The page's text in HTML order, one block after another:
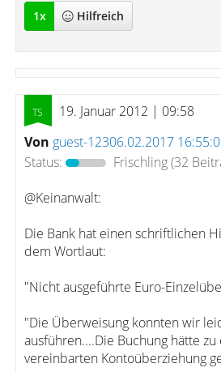
1x Hilfreich
19. Januar 2012 | 09:58
Von guest-12306.02.2017
Status:
Frischling(32
@Keinanwalt:
Die Bank hat einen schriftlichen
dem Wortlaut:
"Nicht ausgeführte Euro-
"Die Überweisung konnten wir
ausführen....Die Buchung hätte
vereinbarten Kontoüberziehung